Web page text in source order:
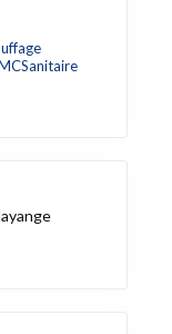
Sanitaire